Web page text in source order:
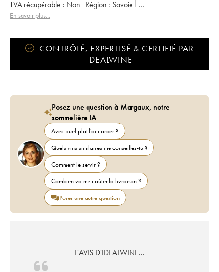
TVA récupérable :
non Région :
Savoie
Appellation :
En savoir plus...
CONTRÔLÉ, EXPERTISÉ & CERTIFIÉ PAR
IDEALWINE
Posez une question à Margaux, notre
sommelière IA
Avec quel plat l'accorder ?
Quels vins similaires me conseilles-tu ?
Comment le servir ?
Combien va me coûter la livraison ?
Poser une autre question
L'AVIS D'IDEALWINE...